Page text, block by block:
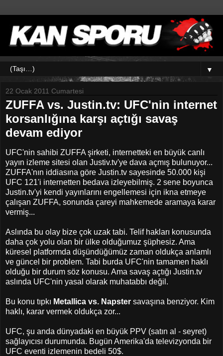
▼
22 Ocak 2011 Cumartesi
ZUFFA vs. Justin.tv: UFC'nin internet
korsanlığına karşı açtığı savaş
devam ediyor
UFC'nin sahibi ZUFFA şirketi, internetteki en büyük canlı
yayın izleme sitesi olan Justiv.tv'ye dava açmış bulunuyor...
ZUFFA'nın iddiasına göre Justin.tv sayesinde 50.000 kişi
UFC 121'i internetten bedava izleyebilmiş. 2 sene boyunca
Justin.tv'yi kendi yayınlarını engellemesi için ikna etmeye
çalışan ZUFFA, sonunda çareyi mahkemede aramaya karar
vermiş...
Aslında bu olay bize çok uzak tabi. Telif hakları konusunda
daha çok yolu olan bir ülke olduğumuz şüphesiz. Ama
küresel platformda düşündüğümüz zaman oldukça anlamlı
ve güncel bir problem. Tabi burda UFC'nin tamamen haklı
olduğu bir durum söz konusu. Ama savaş açtığı Justin.tv
aslında UFC'nin yasal olarak muhatabbı değil.
Bu konu tıpkı Metallica vs. Napster savaşına benziyor. Kim
haklı, karar vermek oldukça zor...
UFC, şu anda dünyadaki en büyük PPV (satın al - seyret)
sağlayıcısı durumunda. Bugün Amerika'da televizyonda bir
UFC eventi izlemenin bedeli 50$.